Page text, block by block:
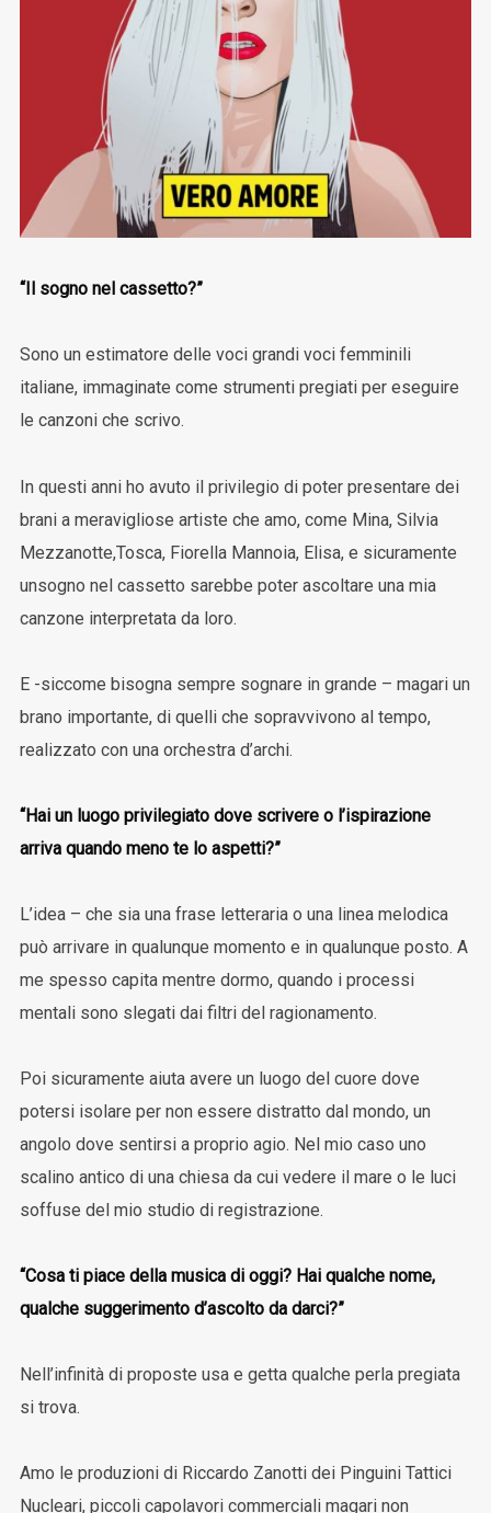
“Il sogno nel cassetto?”
Sono un estimatore delle voci grandi voci femminili
italiane, immaginate come strumenti pregiati per eseguire
le canzoni che scrivo.
In questi anni ho avuto il privilegio di poter presentare dei
brani a meravigliose artiste che amo, come Mina, Silvia
Mezzanotte,Tosca, Fiorella Mannoia, Elisa, e sicuramente
unsogno nel cassetto sarebbe poter ascoltare una mia
canzone interpretata da loro.
E -siccome bisogna sempre sognare in grande – magari un
brano importante, di quelli che sopravvivono al tempo,
realizzato con una orchestra d’archi.
“Hai un luogo privilegiato dove scrivere o l’ispirazione
arriva quando meno te lo aspetti?”
L’idea – che sia una frase letteraria o una linea melodica
può arrivare in qualunque momento e in qualunque posto. A
me spesso capita mentre dormo, quando i processi
mentali sono slegati dai filtri del ragionamento.
Poi sicuramente aiuta avere un luogo del cuore dove
potersi isolare per non essere distratto dal mondo, un
angolo dove sentirsi a proprio agio. Nel mio caso uno
scalino antico di una chiesa da cui vedere il mare o le luci
soffuse del mio studio di registrazione.
“Cosa ti piace della musica di oggi? Hai qualche nome,
qualche suggerimento d’ascolto da darci?”
Nell’infinità di proposte usa e getta qualche perla pregiata
si trova.
Amo le produzioni di Riccardo Zanotti dei Pinguini Tattici
Nucleari, piccoli capolavori commerciali magari non